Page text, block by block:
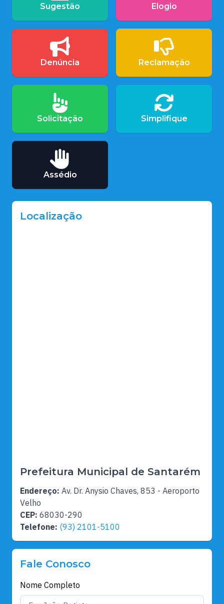
Sugestão Elogio
Denúncia Reclamação
Solicitação Simplifique
Assédio
Localização
Prefeitura Municipal de Santarém
Endereço: Av. Dr. Anysio Chaves, 853 - Aeroporto
Velho
CEP: 68030-290
Telefone: (93) 2101-5100
Fale Conosco
Nome Completo